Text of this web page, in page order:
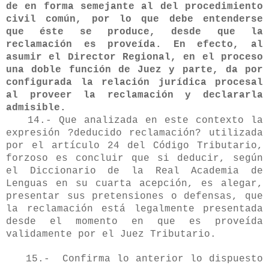
de en forma semejante al del procedimiento
civil común, por lo que debe entenderse
que éste se produce, desde que la
reclamación es proveída. En efecto, al
asumir el Director Regional, en el proceso
una doble función de Juez y parte, da por
configurada la relación jurídica procesal
al proveer la reclamación y declararla
admisible.
14.- Que analizada en este contexto la
expresión ?deducido reclamación?
utilizada
por el artículo 24 del Código Tributario,
forzoso es concluir que si deducir, según
el Diccionario de la Real Academia de
Lenguas en su cuarta acepción, es alegar,
presentar sus pretensiones o defensas, que
la reclamación está legalmente presentada
desde el momento en que es proveída
validamente por el Juez Tributario.
15.- Confirma lo anterior lo dispuesto